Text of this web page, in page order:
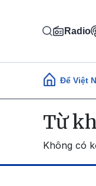
Radio
Main Để Việt
Từ
Không có